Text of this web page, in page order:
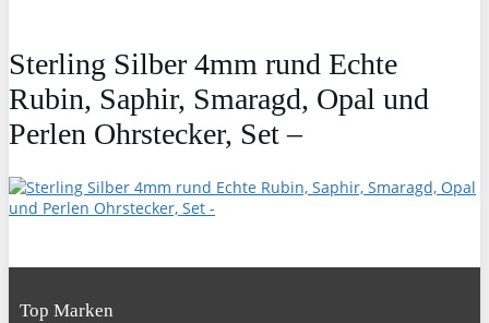
Sterling Silber 4mm rund Echte
Rubin, Saphir, Smaragd, Opal und
Perlen Ohrstecker, Set –
Top Marken